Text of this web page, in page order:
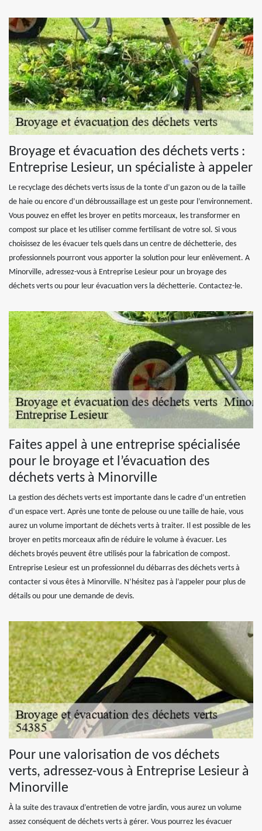
Broyage et évacuation des déchets verts :
Entreprise Lesieur, un spécialiste à appeler
Le recyclage des déchets verts issus de la tonte d’un gazon ou de la taille
de haie ou encore d’un débroussaillage est un geste pour l’environnement.
Vous pouvez en effet les broyer en petits morceaux, les transformer en
compost sur place et les utiliser comme fertilisant de votre sol. Si vous
choisissez de les évacuer tels quels dans un centre de déchetterie, des
professionnels pourront vous apporter la solution pour leur enlèvement. A
Minorville, adressez-vous à Entreprise Lesieur pour un broyage des
déchets verts ou pour leur évacuation vers la déchetterie. Contactez-le.
Faites appel à une entreprise spécialisée
pour le broyage et l’évacuation des
déchets verts à Minorville
La gestion des déchets verts est importante dans le cadre d’un entretien
d’un espace vert. Après une tonte de pelouse ou une taille de haie, vous
aurez un volume important de déchets verts à traiter. Il est possible de les
broyer en petits morceaux afin de réduire le volume à évacuer. Les
déchets broyés peuvent être utilisés pour la fabrication de compost.
Entreprise Lesieur est un professionnel du débarras des déchets verts à
contacter si vous êtes à Minorville. N’hésitez pas à l’appeler pour plus de
détails ou pour une demande de devis.
Pour une valorisation de vos déchets
verts, adressez-vous à Entreprise Lesieur à
Minorville
À la suite des travaux d’entretien de votre jardin, vous aurez un volume
assez conséquent de déchets verts à gérer. Vous pourrez les évacuer